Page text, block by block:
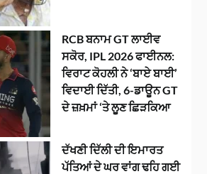
RCB ਬਨਾਮ GT ਲਾਈਵ
ਸਕੋਰ, IPL 2026 ਫਾਈਨਲ:
ਵਿਰਾਟ ਕੋਹਲੀ ਨੇ ‘ਬਾਏ ਬਾਈ’
ਵਿਦਾਈ ਦਿੱਤੀ, 6-ਡਾਊਨ GT
ਦੇ ਜ਼ਖ਼ਮਾਂ ‘ਤੇ ਲੂਣ ਛਿੜਕਿਆ
ਦੱਖਣੀ ਦਿੱਲੀ ਦੀ ਇਮਾਰਤ
ਪੱਤਿਆਂ ਦੇ ਘਰ ਵਾਂਗ ਢਹਿ ਗਈ